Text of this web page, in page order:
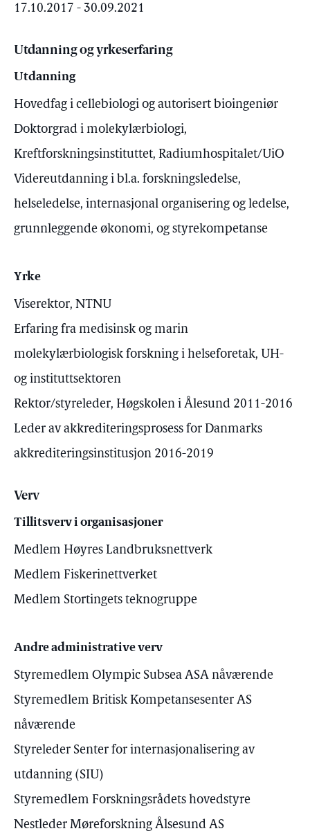
17.10.2017 - 30.09.2021
Utdanning og yrkeserfaring
Utdanning
Hovedfag i cellebiologi og autorisert bioingeniør
Doktorgrad i molekylærbiologi,
Kreftforskningsinstituttet, Radiumhospitalet/UiO
Videreutdanning i bl.a. forskningsledelse,
helseledelse, internasjonal organisering og ledelse,
grunnleggende økonomi, og styrekompetanse
Yrke
Viserektor, NTNU
Erfaring fra medisinsk og marin
molekylærbiologisk forskning i helseforetak, UH-
og instituttsektoren
Rektor/styreleder, Høgskolen i Ålesund 2011-2016
Leder av akkrediteringsprosess for Danmarks
akkrediteringsinstitusjon 2016-2019
Verv
Tillitsverv i organisasjoner
Medlem Høyres Landbruksnettverk
Medlem Fiskerinettverket
Medlem Stortingets teknogruppe
Andre administrative verv
Styremedlem Olympic Subsea ASA nåværende
Styremedlem Britisk Kompetansesenter AS
nåværende
Styreleder Senter for internasjonalisering av
utdanning (SIU)
Styremedlem Forskningsrådets hovedstyre
Nestleder Møreforskning Ålsesund AS